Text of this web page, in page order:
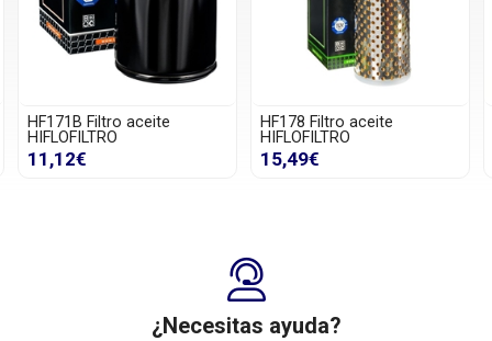
HF171B Filtro aceite
HIFLOFILTRO
11,12€
HF178 Filtro aceite
HIFLOFILTRO
15,49€
¿Necesitas ayuda?